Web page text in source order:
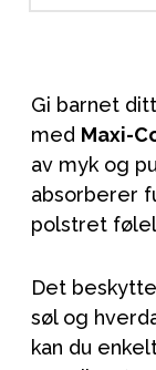
Gi barnet
med Maxi-
av myk og
absorberer
polstret
Det
søl og
kan du